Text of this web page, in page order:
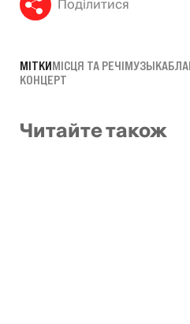
Поділитися
МІТКИМІСЦЯ ТА РЕЧІМУЗЫКА
КОНЦЕРТ
Читайте також